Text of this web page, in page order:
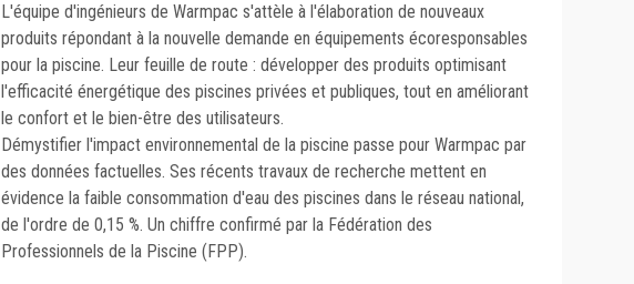
L'équipe d'ingénieurs de Warmpac s'attèle à l'élaboration de nouveaux
produits répondant à la nouvelle demande en équipements écoresponsables
pour la piscine. Leur feuille de route : développer des produits optimisant
l'efficacité énergétique des piscines privées et publiques, tout en améliorant
le confort et le bien-être des utilisateurs.
Démystifier l'impact environnemental de la piscine passe pour Warmpac par
des données factuelles. Ses récents travaux de recherche mettent en
évidence la faible consommation d'eau des piscines dans le réseau national,
de l'ordre de 0,15 %. Un chiffre confirmé par la Fédération des
Professionnels de la Piscine (FPP).